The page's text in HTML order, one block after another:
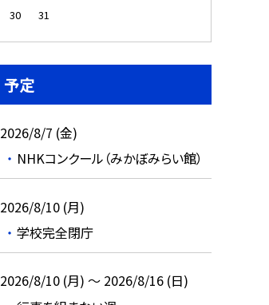
30
31
予定
2026/8/7 (金)
NHKコンクール（みかぼみらい館）
2026/8/10 (月)
学校完全閉庁
2026/8/10 (月) ～ 2026/8/16 (日)